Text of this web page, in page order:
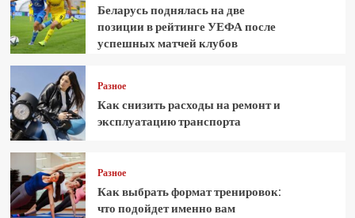
Беларусь поднялась на две
позиции в рейтинге УЕФА после
успешных матчей клубов
Разное
Как снизить расходы на ремонт и
эксплуатацию транспорта
Разное
Как выбрать формат тренировок:
что подойдет именно вам